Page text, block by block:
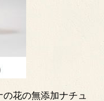
花の無添加ナチュ